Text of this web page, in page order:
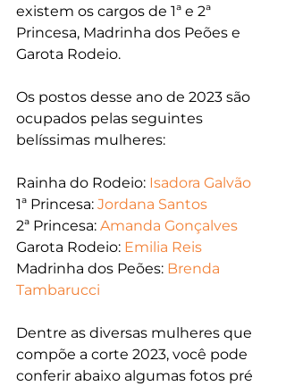
existem os cargos de 1ª e 2ª
Princesa, Madrinha dos Peões e
Garota Rodeio.
Os postos desse ano de 2023 são
ocupados pelas seguintes
belíssimas mulheres:
Rainha do Rodeio: Isadora Galvão
1ª Princesa: Jordana Santos
2ª Princesa: Amanda Gonçalves
Garota Rodeio: Emilia Reis
Madrinha dos Peões: Brenda
Tambarucci
Dentre as diversas mulheres que
compõe a corte 2023, você pode
conferir abaixo algumas fotos pré